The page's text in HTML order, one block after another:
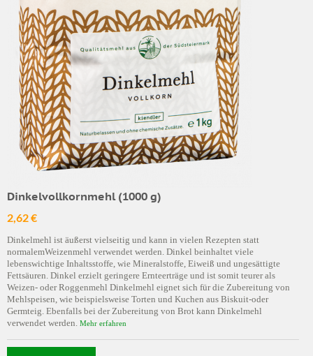
Dinkelvollkornmehl (1000 g)
2,62 €
Dinkelmehl ist äußerst vielseitig und kann in vielen Rezepten statt
normalemWeizenmehl verwendet werden. Dinkel beinhaltet viele
lebenswichtige Inhaltsstoffe, wie Mineralstoffe, Eiweiß und ungesättigte
Fettsäuren. Dinkel erzielt geringere Ernteerträge und ist somit teurer als
Weizen- oder Roggenmehl Dinkelmehl eignet sich für die Zubereitung von
Mehlspeisen, wie beispielsweise Torten und Kuchen aus Biskuit-oder
Germteig. Ebenfalls bei der Zubereitung von Brot kann Dinkelmehl
verwendet werden. Mehr erfahren